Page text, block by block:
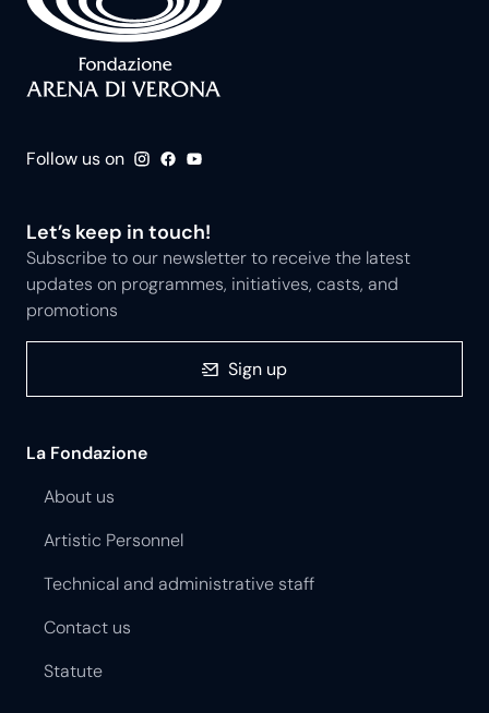
Follow us on
Let’s keep in touch!
Subscribe to our newsletter to receive the latest
updates on programmes, initiatives, casts, and
promotions
Sign up
La Fondazione
About us
Artistic Personnel
Technical and administrative staff
Contact us
Statute